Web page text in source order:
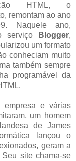
HTML, o
remontam ao ano
Naquele ano,
serviço
Blogger,
um formato
conheciam muito
também sempre
programável da
empresa e várias
um homem
de James
lançou o
geram a
site chama-se